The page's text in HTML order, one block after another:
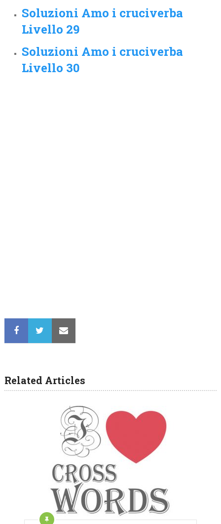
Soluzioni Amo i cruciverba
Livello 29
Soluzioni Amo i cruciverba
Livello 30
Related Articles